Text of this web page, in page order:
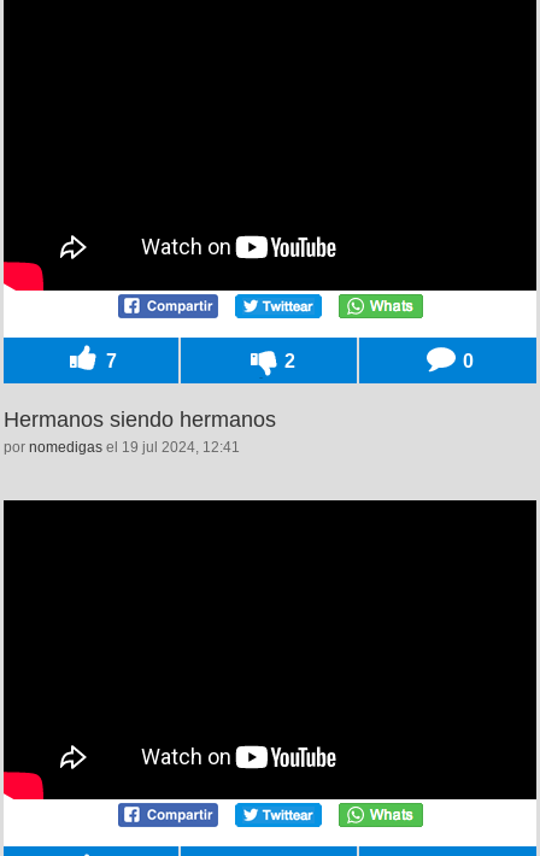
7 2 0
Hermanos siendo hermanos
por nomedigas el 19 jul 2024, 12:41